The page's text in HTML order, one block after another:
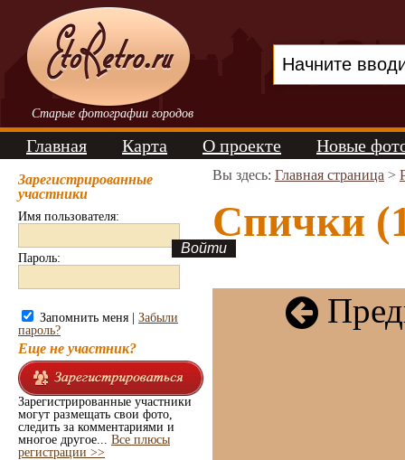
Старые фотографии городов
Главная Карта О проекте Новые
Зарегистрированные
участники
Имя пользователя:
Пароль:
Запомнить меня | Забыли
пароль?
Еще не участник?
Зарегистрированные участники
могут размещать свои фото,
следить за комментариями и
многое другое... Все плюсы
регистрации >>
Вы здесь: Главная страница >
Спички